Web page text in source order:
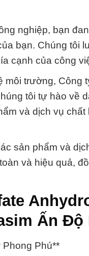
nghiệp, bạn
bạn. Chúng tôi
cạnh của công
trường, Công
tôi tự hào về
và dịch vụ
sản phẩm và
và hiệu quả,
Ấn Độ
Phong Phú**